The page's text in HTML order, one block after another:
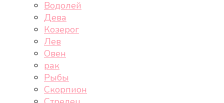
Водолей
Дева
Козерог
Лев
Овен
рак
Рыбы
Скорпион